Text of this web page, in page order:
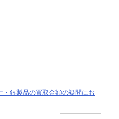
銀製品の買取金額の疑問にお